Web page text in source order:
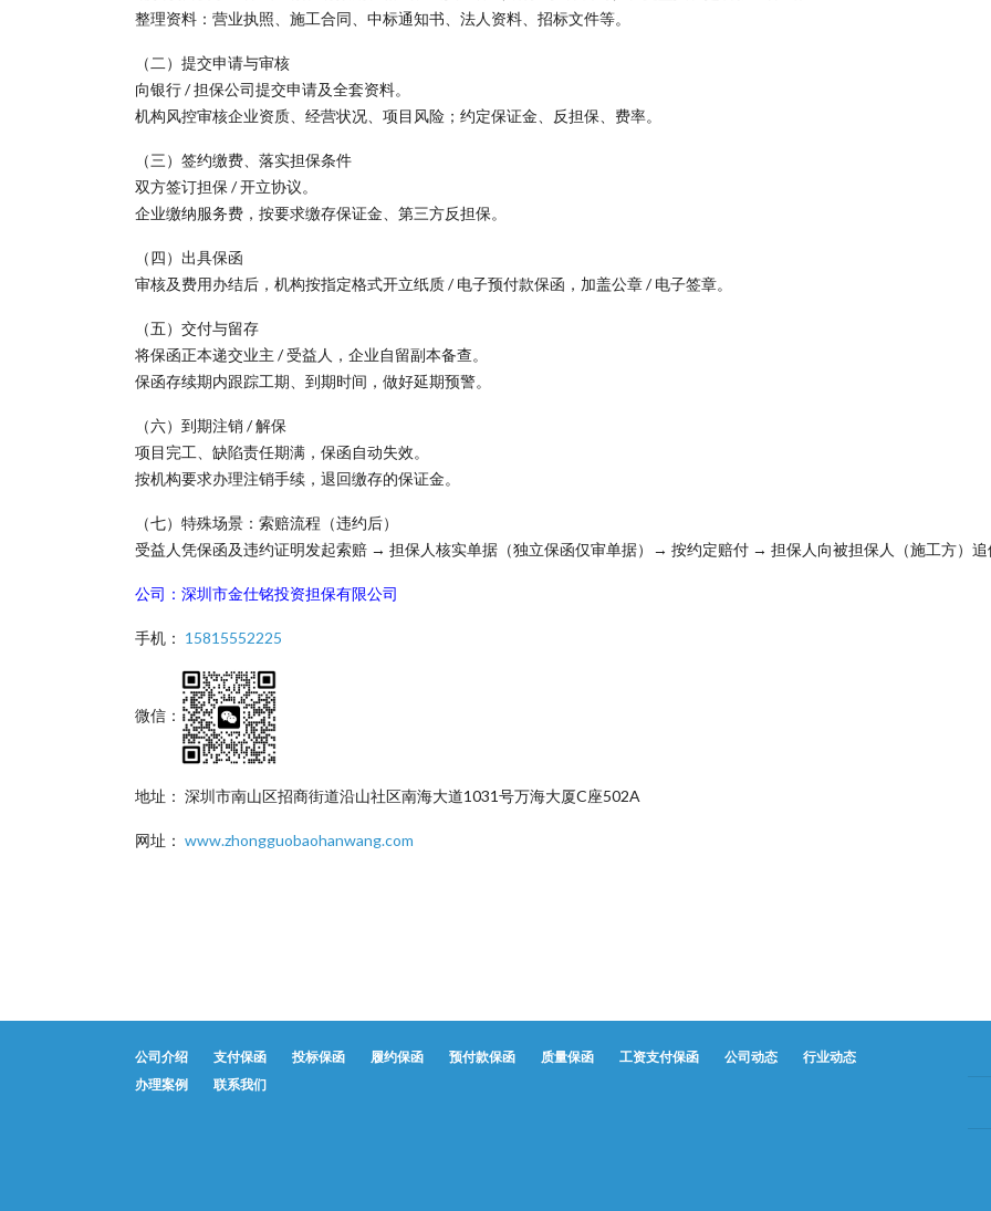
整理资料：营业执照、施工合同、中标通知书、法人资料、招标文件等。
（二）提交申请与审核
向银行 / 担保公司提交申请及全套资料。
机构风控审核企业资质、经营状况、项目风险；约定保证金、反担保、费率。
（三）签约缴费、落实担保条件
双方签订担保 / 开立协议。
企业缴纳服务费，按要求缴存保证金、第三方反担保。
（四）出具保函
审核及费用办结后，机构按指定格式开立纸质 / 电子预付款保函，加盖公章 / 电子签章。
（五）交付与留存
将保函正本递交业主 / 受益人，企业自留副本备查。
保函存续期内跟踪工期、到期时间，做好延期预警。
（六）到期注销 / 解保
项目完工、缺陷责任期满，保函自动失效。
按机构要求办理注销手续，退回缴存的保证金。
（七）特殊场景：索赔流程（违约后）
受益人凭保函及违约证明发起索赔 → 担保人核实单据（独立保函仅审单据）→ 按约定赔付 → 担保人向被担保人（施工方）追
公司：深圳市金仕铭投资担保有限公司
手机： 15815552225
微信：
地址： 深圳市南山区招商街道沿山社区南海大道1031号万海大厦C座502A
网址： www.zhongguobaohanwang.com
公司介绍 支付保函 投标保函 履约保函 预付款保函 质量保函 工资支付保函 公司动态
行业动态
办理案例
联系我们